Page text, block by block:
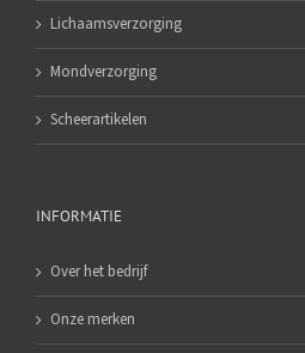
Lichaamsverzorging
Mondverzorging
Scheerartikelen
INFORMATIE
Over het bedrijf
Onze merken